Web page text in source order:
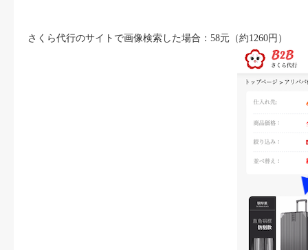
さくら代行のサイトで画像検索した場合：58元（約1260円）